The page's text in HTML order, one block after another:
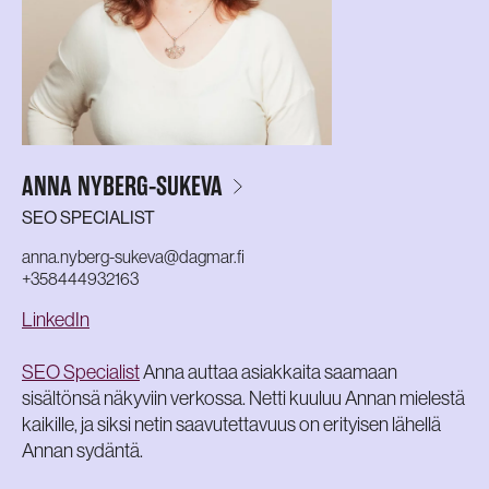
ANNA NYBERG-SUKEVA
SEO SPECIALIST
anna.nyberg-sukeva@dagmar.fi
+358444932163
LinkedIn
SEO SpecialistAnna auttaa asiakkaita saamaan
sisältönsä näkyviin verkossa. Netti kuuluu Annan mielestä
kaikille, ja siksi netin saavutettavuus on erityisen lähellä
Annan sydäntä.